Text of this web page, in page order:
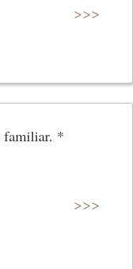
>>>
familiar. *
>>>